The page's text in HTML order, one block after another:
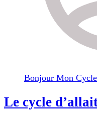
Bonjour Mon Cycle
Le cycle